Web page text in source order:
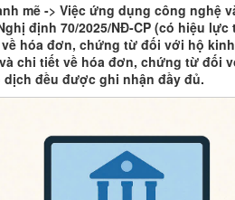
mẽ -> Việc ứng dụng công nghệ
định 70/2025/NĐ-CP (có hiệu lực
hóa đơn, chứng từ đối với hộ
chi tiết về hóa đơn, chứng từ đối
đều được ghi nhận đầy đủ.